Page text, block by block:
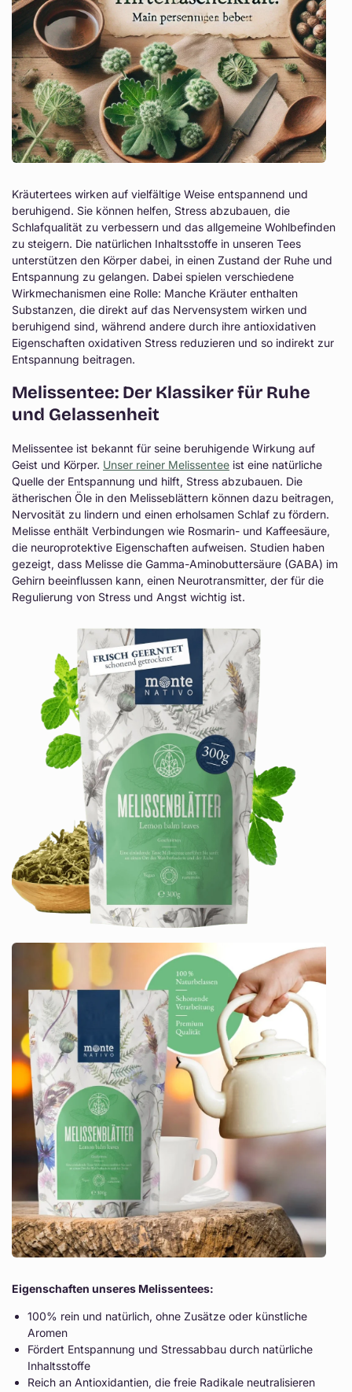
Kräutertees wirken auf vielfältige Weise entspannend und
beruhigend. Sie können helfen, Stress abzubauen, die
Schlafqualität zu verbessern und das allgemeine Wohlbefinden
zu steigern. Die natürlichen Inhaltsstoffe in unseren Tees
unterstützen den Körper dabei, in einen Zustand der Ruhe und
Entspannung zu gelangen. Dabei spielen verschiedene
Wirkmechanismen eine Rolle: Manche Kräuter enthalten
Substanzen, die direkt auf das Nervensystem wirken und
beruhigend sind, während andere durch ihre antioxidativen
Eigenschaften oxidativen Stress reduzieren und so indirekt zur
Entspannung beitragen.
Melissentee: Der Klassiker für Ruhe
und Gelassenheit
Melissentee ist bekannt für seine beruhigende Wirkung auf
Geist und Körper. Unser reiner Melissentee ist eine natürliche
Quelle der Entspannung und hilft, Stress abzubauen. Die
ätherischen Öle in den Melisseblättern können dazu beitragen,
Nervosität zu lindern und einen erholsamen Schlaf zu fördern.
Melisse enthält Verbindungen wie Rosmarin- und Kaffeesäure,
die neuroprotektive Eigenschaften aufweisen. Studien haben
gezeigt, dass Melisse die Gamma-Aminobuttersäure (GABA) im
Gehirn beeinflussen kann, einen Neurotransmitter, der für die
Regulierung von Stress und Angst wichtig ist.
Eigenschaften unseres Melissentees:
100% rein und natürlich, ohne Zusätze oder künstliche
Aromen
Fördert Entspannung und Stressabbau durch natürliche
Inhaltsstoffe
Reich an Antioxidantien, die freie Radikale neutralisieren